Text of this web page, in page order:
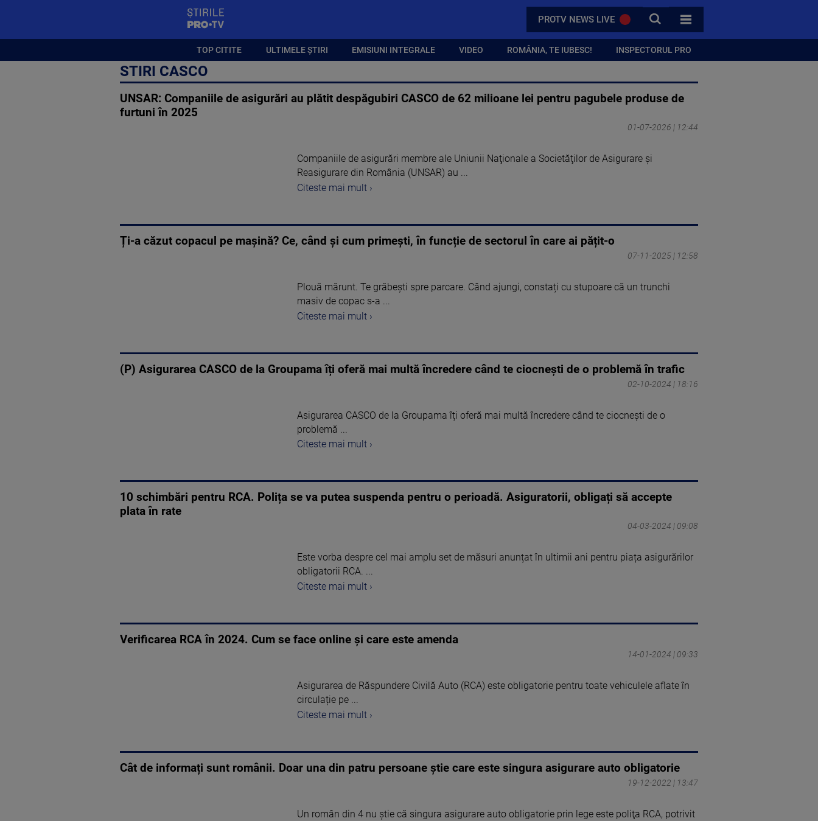
PROTV NEWS LIVE CAUTA
TOATE CATEGORIILE
TOP CITITE ULTIMELE ȘTIRI EMISIUNI INTEGRALE VIDEO ROMÂNIA, TE IUBESC! INSPECTORUL PRO
STIRI CASCO
UNSAR: Companiile de asigurări au plătit despăgubiri CASCO de 62 milioane lei pentru pagubele produse de
furtuni în 2025
01-07-2026 | 12:44
Companiile de asigurări membre ale Uniunii Naţionale a Societăţilor de Asigurare şi
Reasigurare din România (UNSAR) au ...
Citeste mai mult ›
Ți-a căzut copacul pe mașină? Ce, când și cum primești, în funcție de sectorul în care ai pățit-o
07-11-2025 | 12:58
Plouă mărunt. Te grăbești spre parcare. Când ajungi, constați cu stupoare că un trunchi
masiv de copac s-a ...
Citeste mai mult ›
(P) Asigurarea CASCO de la Groupama îți oferă mai multă încredere când te ciocnești de o problemă în trafic
02-10-2024 | 18:16
Asigurarea CASCO de la Groupama îți oferă mai multă încredere când te ciocnești de o
problemă ...
Citeste mai mult ›
10 schimbări pentru RCA. Polița se va putea suspenda pentru o perioadă. Asiguratorii, obligați să accepte
plata în rate
04-03-2024 | 09:08
Este vorba despre cel mai amplu set de măsuri anunțat în ultimii ani pentru piața asigurărilor
obligatorii RCA. ...
Citeste mai mult ›
Verificarea RCA în 2024. Cum se face online și care este amenda
14-01-2024 | 09:33
Asigurarea de Răspundere Civilă Auto (RCA) este obligatorie pentru toate vehiculele aflate în
circulație pe ...
Citeste mai mult ›
Cât de informați sunt românii. Doar una din patru persoane știe care este singura asigurare auto obligatorie
19-12-2022 | 13:47
Un român din 4 nu ştie că singura asigurare auto obligatorie prin lege este poliţa RCA, potrivit